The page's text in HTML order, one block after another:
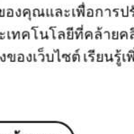
งคุณและเพื่อการ
ทคโนโลยีที่คล้าย
งเว็บไซต์ เรียนรู้เ